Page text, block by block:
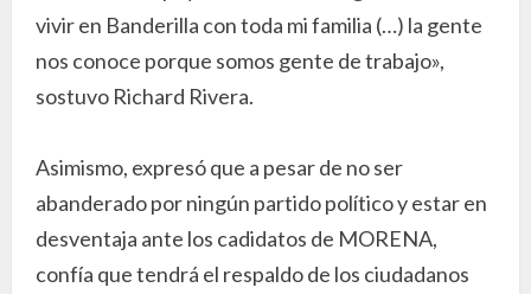
vivir en Banderilla con toda mi familia (…) la gente
nos conoce porque somos gente de trabajo»,
sostuvo Richard Rivera.
Asimismo, expresó que a pesar de no ser
abanderado por ningún partido político y estar en
desventaja ante los cadidatos de MORENA,
confía que tendrá el respaldo de los ciudadanos